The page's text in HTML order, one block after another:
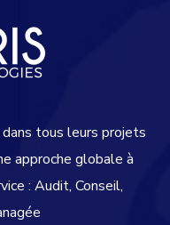
tous leurs projets
approche globale à
: Audit, Conseil,